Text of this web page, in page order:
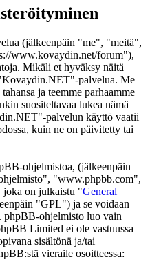
(jälkeenpäin "me", "meitä",
www.kovaydin.net/forum"),
Mikäli et hyväksy näitä
palvelua. Me
ja teemme parhaamme
suositeltavaa lukea nämä
palvelun käyttö vaatii
kuin ne on päivitetty tai
ohjelmistoa, (jälkeenpäin
"www.phpbb.com",
on julkaistu "General
"GPL") ja se voidaan
. phpBB-ohjelmisto luo vain
Limited ei ole vastuussa
sisältönä ja/tai
vieraile osoitteessa: